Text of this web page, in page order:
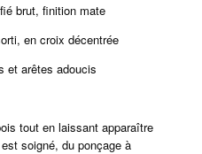
brut, finition mate
en croix décentrée
et arêtes adoucis
tout en laissant apparaître
soigné, du ponçage à